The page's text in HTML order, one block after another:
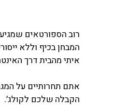
המבחן בכיף וללא
איתי מהבית דרך
אתם תחרותיים על
הקבלה שלכם לקולג׳.